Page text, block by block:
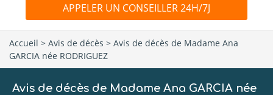
APPELER UN CONSEILLER 24H/7J
Accueil > Avis de décès > Avis de décès de Madame Ana
GARCIA née RODRIGUEZ
Avis de décès de Madame Ana GARCIA née